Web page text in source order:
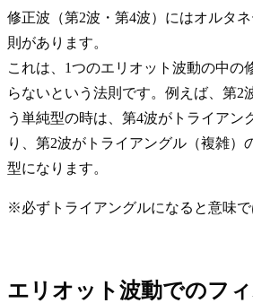
修正波（第2波・第4波）にはオルタ
則があります。
これは、1つのエリオット波動の中の
らないという法則です。例えば、第2
う単純型の時は、第4波がトライアン
り、第2波がトライアングル（複雑）
型になります。
※必ずトライアングルになると意味で
エリオット波動でのフ